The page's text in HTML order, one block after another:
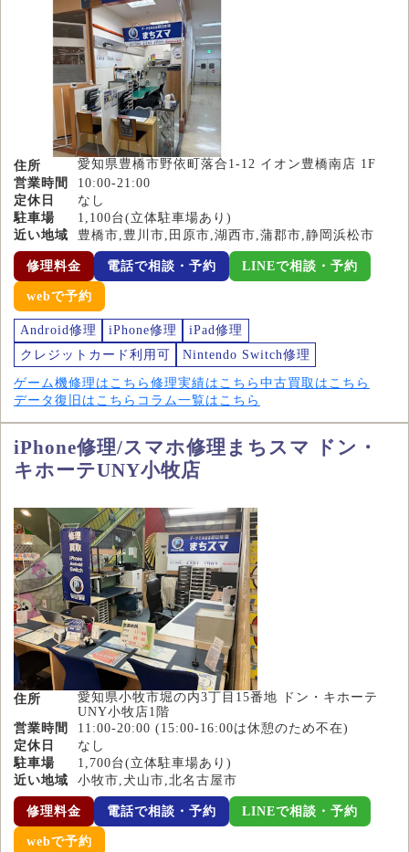
住所
愛知県豊橋市野依町落合1-12 イオン豊橋南店 1F
営業時間
10:00-21:00
定休日
なし
駐車場
1,100台(立体駐車場あり)
近い地域
豊橋市,豊川市,田原市,湖西市,蒲郡市,静岡浜松市
修理料金 電話で相談・予約 LINEで相談・予約
webで予約
Android修理 iPhone修理
iPad修理
クレジットカード利用可
Nintendo Switch修理
ゲーム機修理はこちら 修理実績はこちら 中古買取はこちら
データ復旧はこちら コラム一覧はこちら
iPhone修理/スマホ修理まちスマ ドン・
キホーテUNY小牧店
住所
愛知県小牧市堀の内3丁目15番地 ドン・キホーテ
UNY小牧店1階
営業時間
11:00-20:00 (15:00-16:00は休憩のため不在)
定休日
なし
駐車場
1,700台(立体駐車場あり)
近い地域
小牧市,犬山市,北名古屋市
修理料金 電話で相談・予約 LINEで相談・予約
webで予約